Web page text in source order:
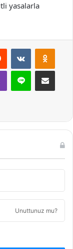
yasalarla
Reddit VKontakte
Viber Line E-Posta ile
Unuttunuz mu?